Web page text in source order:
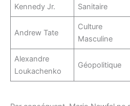
Kennedy Jr.
Sanitaire
Andrew Tate
Culture
Masculine
Alexandre
Loukachenko
Géopolitique